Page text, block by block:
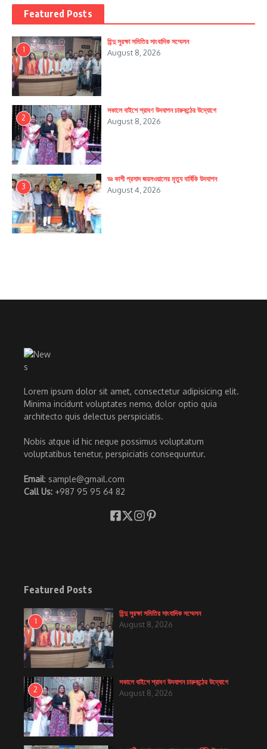
Featured Posts
1
হিন্দু সুরক্ষা সমিতির সাংবাদিক সম্মেলন
August 8, 2026
2
সকালে বাইশে শ্রাবণ উদযাপন চারুকন্ঠের উদ্যোগে
August 8, 2026
3
ডঃ কাশী প্রসাদ জয়সওয়ালের মৃত্যু বার্ষিকি উদযাপন
August 4, 2026
Lorem ipsum dolor sit amet, consectetur adipisicing elit.
Minima incidunt voluptates nemo, dolor optio quia
architecto quis delectus perspiciatis.
Nobis atque id hic neque possimus voluptatum
voluptatibus tenetur, perspiciatis consequuntur.
Email: sample@gmail.com
Call Us: +987 95 95 64 82
Featured Posts
1
হিন্দু সুরক্ষা সমিতির সাংবাদিক সম্মেলন
August 8, 2026
2
সকালে বাইশে শ্রাবণ উদযাপন চারুকন্ঠের উদ্যোগে
August 8, 2026